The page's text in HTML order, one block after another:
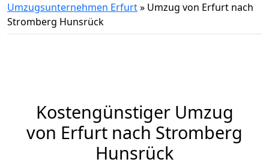
Umzugsunternehmen Erfurt» Umzug von Erfurt nach
Stromberg Hunsrück
Kostengünstiger Umzug
von Erfurt nach Stromberg
Hunsrück